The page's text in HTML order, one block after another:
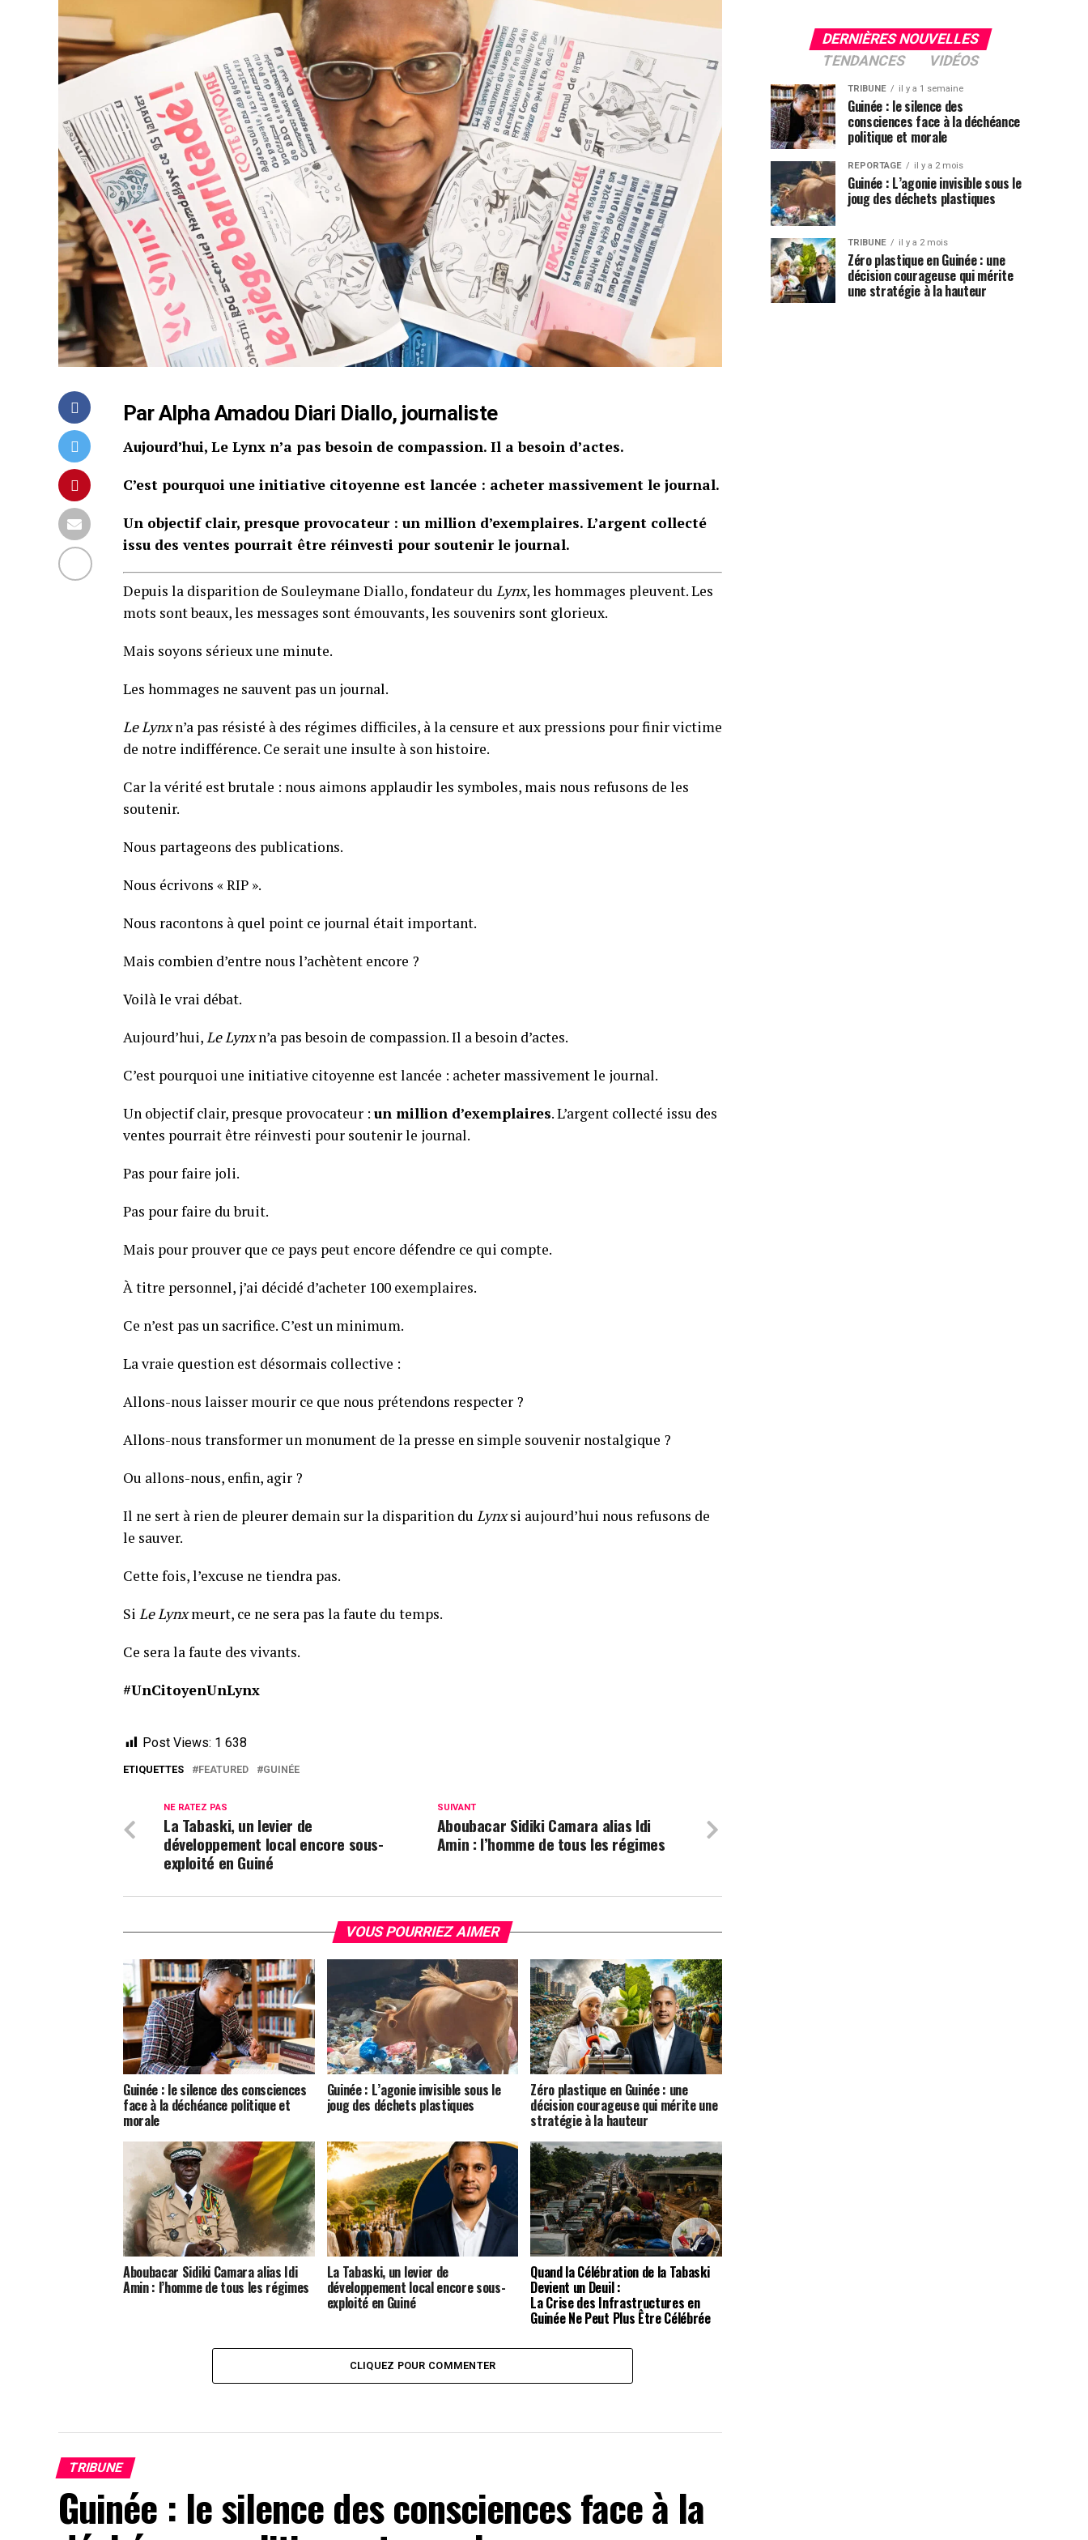
Par Alpha Amadou Diari Diallo, journaliste
Aujourd’hui, Le Lynx n’a pas besoin de compassion. Il a besoin d’actes.
C’est pourquoi une initiative citoyenne est lancée : acheter massivement le journal.
Un objectif clair, presque provocateur : un million d’exemplaires. L’argent collecté
issu des ventes pourrait être réinvesti pour soutenir le journal.
Depuis la disparition de Souleymane Diallo, fondateur du Lynx, les hommages pleuvent. Les
mots sont beaux, les messages sont émouvants, les souvenirs sont glorieux.
Mais soyons sérieux une minute.
Les hommages ne sauvent pas un journal.
Le Lynxn’a pas résisté à des régimes difficiles, à la censure et aux pressions pour finir victime
de notre indifférence. Ce serait une insulte à son histoire.
Car la vérité est brutale : nous aimons applaudir les symboles, mais nous refusons de les
soutenir.
Nous partageons des publications.
Nous écrivons « RIP ».
Nous racontons à quel point ce journal était important.
Mais combien d’entre nous l’achètent encore ?
Voilà le vrai débat.
Aujourd’hui,Le Lynxn’a pas besoin de compassion. Il a besoin d’actes.
C’est pourquoi une initiative citoyenne est lancée : acheter massivement le journal.
Un objectif clair, presque provocateur : un million d’exemplaires. L’argent collecté issu des
ventes pourrait être réinvesti pour soutenir le journal.
Pas pour faire joli.
Pas pour faire du bruit.
Mais pour prouver que ce pays peut encore défendre ce qui compte.
À titre personnel, j’ai décidé d’acheter 100 exemplaires.
Ce n’est pas un sacrifice. C’est un minimum.
La vraie question est désormais collective :
Allons-nous laisser mourir ce que nous prétendons respecter ?
Allons-nous transformer un monument de la presse en simple souvenir nostalgique ?
Ou allons-nous, enfin, agir ?
Il ne sert à rien de pleurer demain sur la disparition du Lynxsi aujourd’hui nous refusons de
le sauver.
Cette fois, l’excuse ne tiendra pas.
Si Le Lynxmeurt, ce ne sera pas la faute du temps.
Ce sera la faute des vivants.
#UnCitoyenUnLynx
Post Views: 1 638
ETIQUETTES FEATURED GUINÉE
SUIVANT
Aboubacar Sidiki Camara alias Idi
Amin : l’homme de tous les régimes
NE RATEZ PAS
La Tabaski, un levier de
développement local encore sous-
exploité en Guiné
VOUS POURRIEZ AIMER
Guinée : le silence des consciences
face à la déchéance politique et
morale
Guinée : L’agonie invisible sous le
joug des déchets plastiques
Zéro plastique en Guinée : une
décision courageuse qui mérite une
stratégie à la hauteur
Aboubacar Sidiki Camara alias Idi
Amin : l’homme de tous les régimes
La Tabaski, un levier de
développement local encore sous-
exploité en Guiné
Quand la Célébration de la Tabaski
Devient un Deuil :
La Crise des Infrastructures en
Guinée Ne Peut Plus Être Célébrée
CLIQUEZ POUR COMMENTER
TRIBUNE
Guinée : le silence des consciences face à la
DERNIÈRES NOUVELLES
TENDANCES
VIDÉOS
TRIBUNE il y a 1 semaine
Guinée : le silence des
consciences face à la déchéance
politique et morale
REPORTAGE il y a 2 mois
Guinée : L’agonie invisible sous le
joug des déchets plastiques
TRIBUNE il y a 2 mois
Zéro plastique en Guinée : une
décision courageuse qui mérite
une stratégie à la hauteur